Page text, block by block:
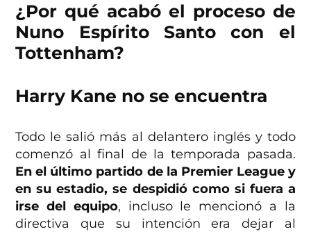
¿Por qué acabó el proceso de
Nuno Espírito Santo con el
Tottenham?
Harry Kane no se encuentra
Todo le salió más al delantero inglés y todo
comenzó al final de la temporada pasada.
En el último partido de la Premier League y
en su estadio, se despidió como si fuera a
irse del equipo, incluso le mencionó a la
directiva que su intención era dejar al